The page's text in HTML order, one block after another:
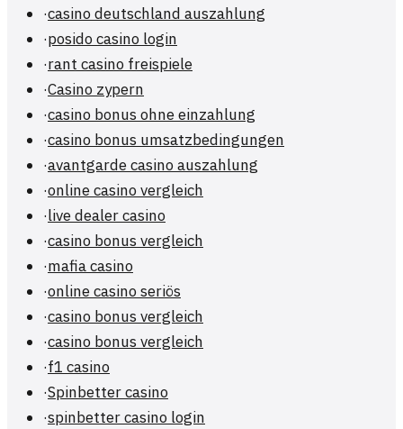
·casino deutschland auszahlung
·posido casino login
·rant casino freispiele
·Casino zypern
·casino bonus ohne einzahlung
·casino bonus umsatzbedingungen
·avantgarde casino auszahlung
·online casino vergleich
·live dealer casino
·casino bonus vergleich
·mafia casino
·online casino seriös
·casino bonus vergleich
·casino bonus vergleich
·f1 casino
·Spinbetter casino
·spinbetter casino login